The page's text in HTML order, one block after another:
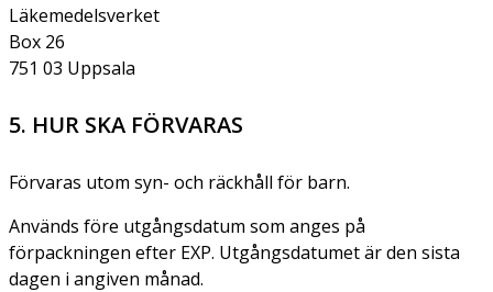
Läkemedelsverket
Box 26
751 03 Uppsala
5. HUR SKA FÖRVARAS
Förvaras utom syn- och räckhåll för barn.
Används före utgångsdatum som anges på
förpackningen efter EXP. Utgångsdatumet är den sista
dagen i angiven månad.